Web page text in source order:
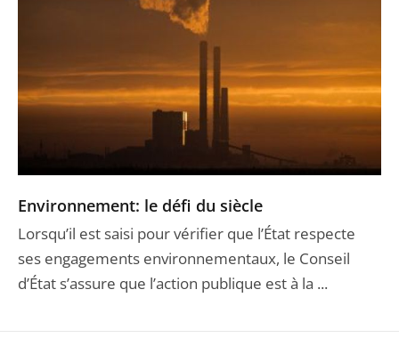
Environnement: le défi du siècle
Lorsqu’il est saisi pour vérifier que l’État respecte
ses engagements environnementaux, le Conseil
d’État s’assure que l’action publique est à la ...